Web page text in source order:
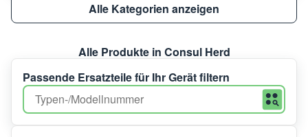
Alle Kategorien anzeigen
Alle Produkte in Consul Herd
Passende Ersatzteile für Ihr Gerät filtern